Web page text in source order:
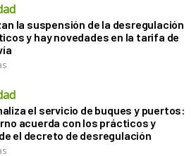
la suspensión de la desregulación
y hay novedades en la tarifa de
el servicio de buques y puertos:
acuerda con los prácticos y
el decreto de desregulación